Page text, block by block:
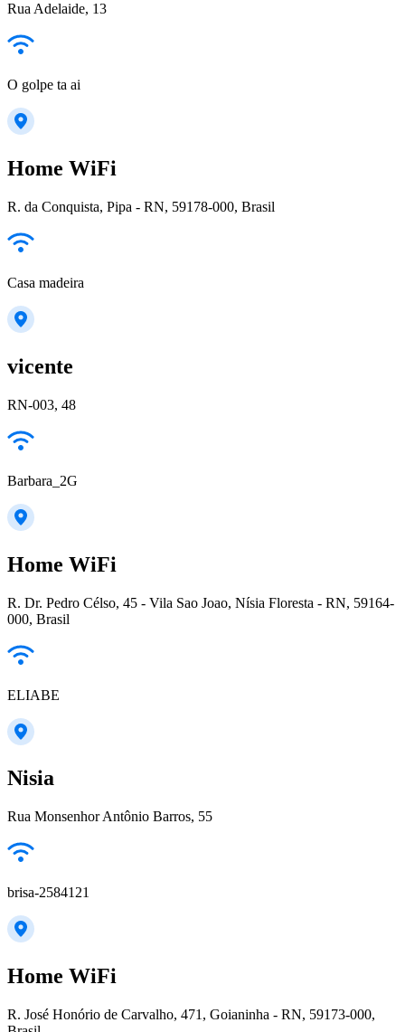
Rua Adelaide, 13
O golpe ta ai
Home WiFi
R. da Conquista, Pipa - RN, 59178-000, Brasil
Casa madeira
vicente
RN-003, 48
Barbara_2G
Home WiFi
R. Dr. Pedro Célso, 45 - Vila Sao Joao, Nísia Floresta - RN, 59164-
000, Brasil
ELIABE
Nisia
Rua Monsenhor Antônio Barros, 55
brisa-2584121
Home WiFi
R. José Honório de Carvalho, 471, Goianinha - RN, 59173-000,